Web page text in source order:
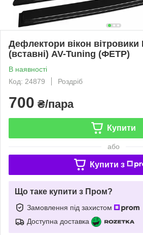
Дефлектори вікон вітровики
(вставні) AV-Tuning (ФЕТР)
В наявності
Код: 24879
Роздріб
700 ₴/пара
Купити
або
Купити з
Що таке купити з Пром?
Замовлення під захистом
Доступна доставка